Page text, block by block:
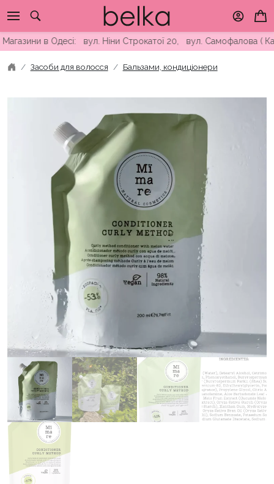
to
content
в Одесі: вул. Ніни Строкатої 20, вул. Самофалова (
Засоби для волосся Бальзами, кондиціонери